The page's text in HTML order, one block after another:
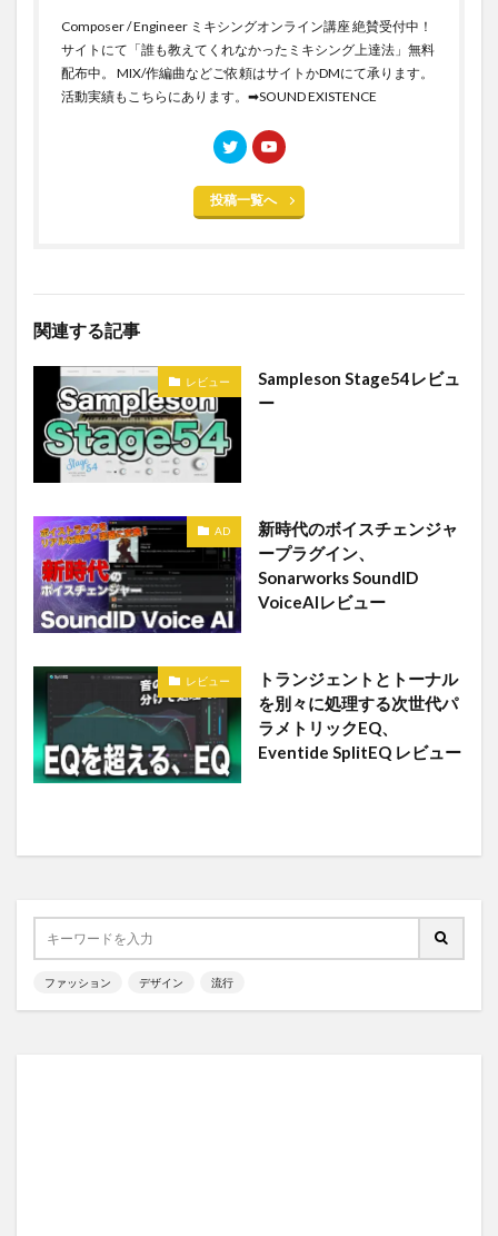
Composer / Engineer ミキシングオンライン講座 絶賛受付中！
サイトにて「誰も教えてくれなかったミキシング上達法」無料
配布中。 MIX/作編曲などご依頼はサイトかDMにて承ります。
活動実績もこちらにあります。➡︎SOUND EXISTENCE
投稿一覧へ
関連する記事
レビュー
Sampleson Stage54レビュ
ー
AD
新時代のボイスチェンジャ
ープラグイン、
Sonarworks SoundID
VoiceAIレビュー
レビュー
トランジェントとトーナル
を別々に処理する次世代パ
ラメトリックEQ、
Eventide SplitEQ レビュー
ファッション デザイン 流行